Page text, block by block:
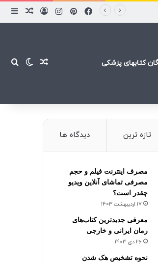
فیسبوکپینتریستاینستاگرام
ورود
کتابهای پزشکی نوشتهتغییر
تازه ترین دیدگاه ها
مصرف اینترنت فیلم و حجم
مصرفی تماشای آنلاین ویدیو
چقدر است؟
17 اردیبهشت 1403
معرفی جدیدترین کتاب‌های
رمان ایرانی و خارجی
26 دی 1403
نحوه تشخیص هک شدن